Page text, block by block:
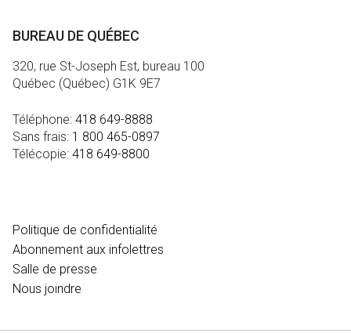
BUREAU DE QUÉBEC
320, rue St-Joseph Est, bureau 100
Québec (Québec) G1K 9E7
Téléphone: 418 649-8888
Sans frais: 1 800 465-0897
Télécopie: 418 649-8800
Politique de confidentialité
Abonnement aux infolettres
Salle de presse
Nous joindre